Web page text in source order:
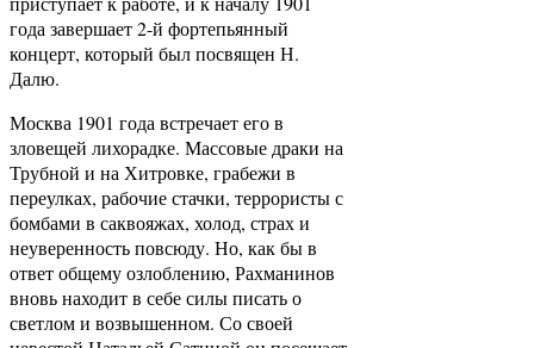
года завершает 2-й фортепьянный
концерт, который был посвящен Н.
Далю.
Москва 1901 года встречает его в
зловещей лихорадке. Массовые драки на
Трубной и на Хитровке, грабежи в
переулках, рабочие стачки, террористы с
бомбами в саквояжах, холод, страх и
неуверенность повсюду. Но, как бы в
ответ общему озлоблению, Рахманинов
вновь находит в себе силы писать о
светлом и возвышенном. Со своей